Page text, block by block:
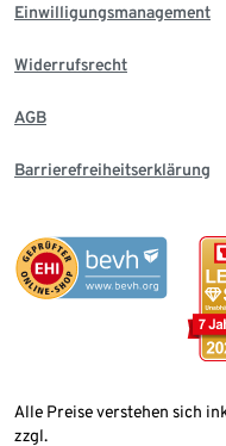
Einwilligungsmanagement
Widerrufsrecht
AGB
Barrierefreiheitserklärung
Alle Preise verstehen sich
zzgl.